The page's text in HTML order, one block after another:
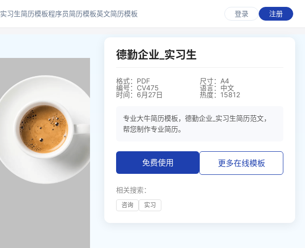
实习生简历模板程序员简历模板英文简历模板 登录 注册
德勤企业_实习生
格式：PDF
尺寸：A4
编号：CV475
语言：中文
时间：6月27日
热度：15812
专业大牛简历模板，德勤企业_实习生简历范文，
帮您制作专业简历。
免费使用 更多在线模板
相关搜索：
咨询 实习